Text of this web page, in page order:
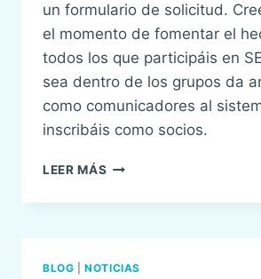
un formulario de solicitud.
el momento de fomentar el
todos los que participáis en
sea dentro de los grupos da
como comunicadores al
inscribáis como socios.
LEER MÁS ¿ERES
DE
BLOG |NOTICIAS